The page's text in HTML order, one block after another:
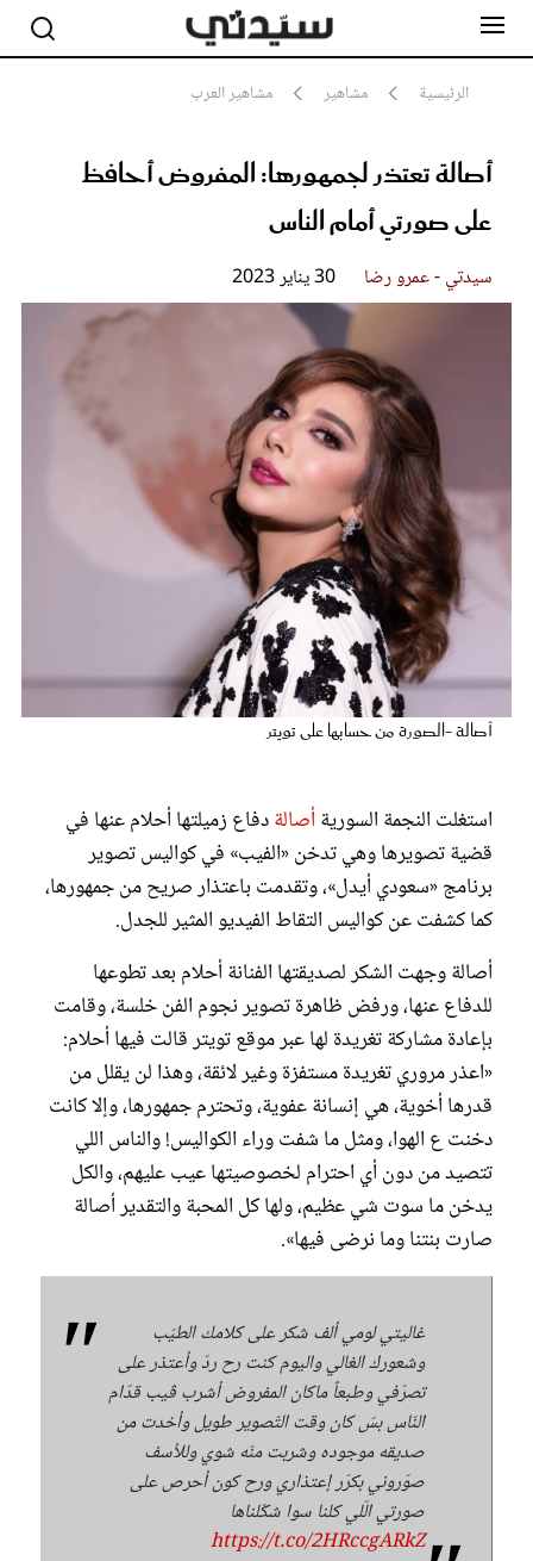
الرئيسية مشاهير مشاهير العرب
أصالة تعتذر لجمهورها: المفروض أحافظ
على صورتي أمام الناس
سيدتي - عمرو رضا 30 يناير 2023
أصالة -الصورة من حسابها على تويتر
استغلت النجمة السوريةأصالةدفاع زميلتها أحلام عنها في
قضية تصويرها وهي تدخن «الفيب» في كواليس تصوير
برنامج «سعودي أيدل»، وتقدمت باعتذار صريح من جمهورها،
كما كشفت عن كواليس التقاط الفيديو المثير للجدل.
أصالة وجهت الشكر لصديقتها الفنانة أحلام بعد تطوعها
للدفاع عنها، ورفض ظاهرة تصوير نجوم الفن خلسة، وقامت
بإعادة مشاركة تغريدة لها عبر موقع تويتر قالت فيها أحلام:
«اعذر مروري تغريدة مستفزة وغير لائقة، وهذا لن يقلل من
قدرها أخوية، هي إنسانة عفوية، وتحترم جمهورها، وإلا كانت
دخنت ع الهوا، ومثل ما شفت وراء الكواليس! والناس اللي
تتصيد من دون أي احترام لخصوصيتها عيب عليهم، والكل
يدخن ما سوت شي عظيم، ولها كل المحبة والتقدير أصالة
صارت بنتنا وما نرضى فيها».
غاليتي لومي ألف شكر على كلامك الطيّب
وشعورك الغالي واليوم كنت رح ردّ وأعتذر على
تصرّفي وطبعاً ماكان المفروض أشرب ڤيب قدّام
النّاس بسّ كان وقت التّصوير طويل وأخدت من
صديقه موجوده وشربت منّه شوي وللأسف
صوّروني بكرّر إعتذاري ورح كون أحرص على
صورتي الّلي كلنا سوا شكّلناها
https://t.co/2HRccgARkZ
مشاهير
جمال
سيدتي وطفلك
لايف ستايل
مطبخ سيدتي
مقالات الرأي
عروس سيدتي
مجلة سيدتي